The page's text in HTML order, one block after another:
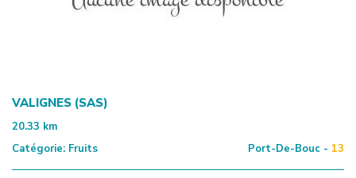
VALIGNES (SAS)
20.33 km
Catégorie: Fruits Port-De-Bouc - 13